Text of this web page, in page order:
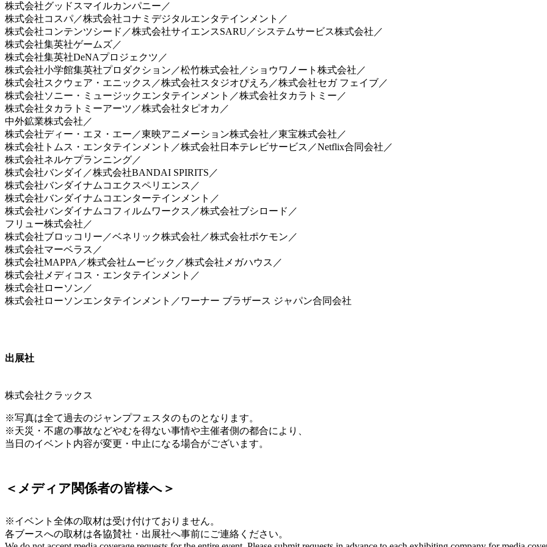
株式会社グッドスマイルカンパニー／
株式会社コスパ／株式会社コナミデジタルエンタテインメント／
株式会社コンテンツシード／株式会社サイエンスSARU／システムサービス株式会社／
株式会社集英社ゲームズ／
株式会社集英社DeNAプロジェクツ／
株式会社小学館集英社プロダクション／松竹株式会社／ショウワノート株式会社／
株式会社スクウェア・エニックス／株式会社スタジオぴえろ／株式会社セガ フェイブ／
株式会社ソニー・ミュージックエンタテインメント／株式会社タカラトミー／
株式会社タカラトミーアーツ／株式会社タピオカ／
中外鉱業株式会社／
株式会社ディー・エヌ・エー／東映アニメーション株式会社／東宝株式会社／
株式会社トムス・エンタテインメント／株式会社日本テレビサービス／Netflix合同会社／
株式会社ネルケプランニング／
株式会社バンダイ／株式会社BANDAI SPIRITS／
株式会社バンダイナムコエクスペリエンス／
株式会社バンダイナムコエンターテインメント／
株式会社バンダイナムコフィルムワークス／株式会社ブシロード／
フリュー株式会社／
株式会社ブロッコリー／ベネリック株式会社／株式会社ポケモン／
株式会社マーベラス／
株式会社MAPPA／株式会社ムービック／株式会社メガハウス／
株式会社メディコス・エンタテインメント／
株式会社ローソン／
株式会社ローソンエンタテインメント／ワーナー ブラザース ジャパン合同会社
出展社
株式会社クラックス
※写真は全て過去のジャンプフェスタのものとなります。
※天災・不慮の事故などやむを得ない事情や主催者側の都合により、
当日のイベント内容が変更・中止になる場合がございます。
＜メディア関係者の皆様へ＞
※イベント全体の取材は受け付けておりません。
各ブースへの取材は各協賛社・出展社へ事前にご連絡ください。